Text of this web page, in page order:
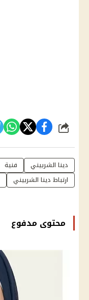
شارك
دينا الشربيني فنية
ارتباط دينا الشربيني
محتوى مدفوع